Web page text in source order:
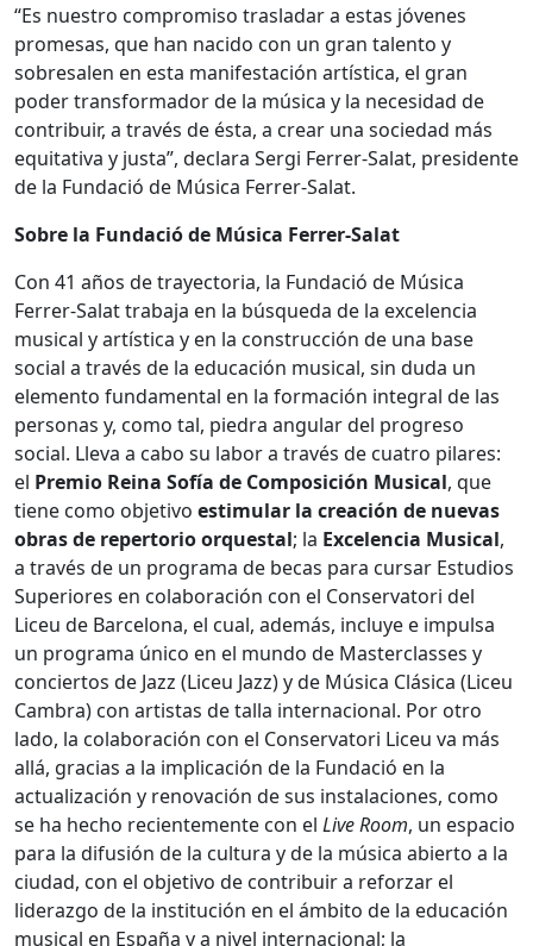
“Es nuestro compromiso trasladar a estas jóvenes
promesas, que han nacido con un gran talento y
sobresalen en esta manifestación artística, el gran
poder transformador de la música y la necesidad de
contribuir, a través de ésta, a crear una sociedad más
equitativa y justa”, declara Sergi Ferrer-Salat, presidente
de la Fundació de Música Ferrer-Salat.
Sobre la Fundació de Música Ferrer-Salat
Con 41 años de trayectoria, la Fundació de Música
Ferrer-Salat trabaja en la búsqueda de la excelencia
musical y artística y en la construcción de una base
social a través de la educación musical, sin duda un
elemento fundamental en la formación integral de las
personas y, como tal, piedra angular del progreso
social. Lleva a cabo su labor a través de cuatro pilares:
el Premio Reina Sofía de Composición Musical, que
tiene como objetivo estimular la creación de nuevas
obras de repertorio orquestal; la Excelencia Musical,
a través de un programa de becas para cursar Estudios
Superiores en colaboración con el Conservatori del
Liceu de Barcelona, el cual, además, incluye e impulsa
un programa único en el mundo de Masterclasses y
conciertos de Jazz (Liceu Jazz) y de Música Clásica (Liceu
Cambra) con artistas de talla internacional. Por otro
lado, la colaboración con el Conservatori Liceu va más
allá, gracias a la implicación de la Fundació en la
actualización y renovación de sus instalaciones, como
se ha hecho recientemente con el Live Room, un espacio
para la difusión de la cultura y de la música abierto a la
ciudad, con el objetivo de contribuir a reforzar el
liderazgo de la institución en el ámbito de la educación
musical en España y a nivel internacional; la